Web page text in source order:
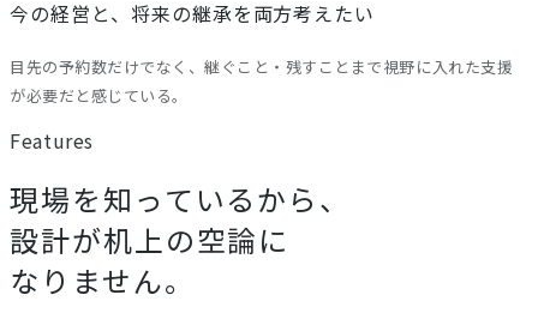
今の経営と、将来の継承を両方考えたい
目先の予約数だけでなく、継ぐこと・残すことまで視野に入れた支援
が必要だと感じている。
Features
現場を知っているから、
設計が机上の空論に
なりません。